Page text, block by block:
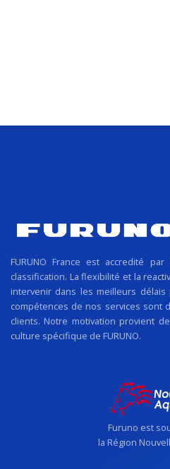
FURUNO France est accredité
classification. La flexibilité et la
intervenir dans les meilleurs délais
compétences de nos services sont
clients. Notre motivation provient
culture spécifique de FURUNO.
Furuno est
la Région